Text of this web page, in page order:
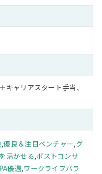
ャリアスタート手当、
,優良＆注目ベンチャー,グ
活かせる,ポストコンサ
優遇,ワークライフバラ